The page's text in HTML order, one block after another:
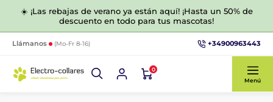
☀️ ¡Las rebajas de verano ya están aquí! ¡Hasta un 50% de
descuento en todo para tus mascotas!
Llámanos (Mo-Fr 8-16) +34900963443
0
Menú